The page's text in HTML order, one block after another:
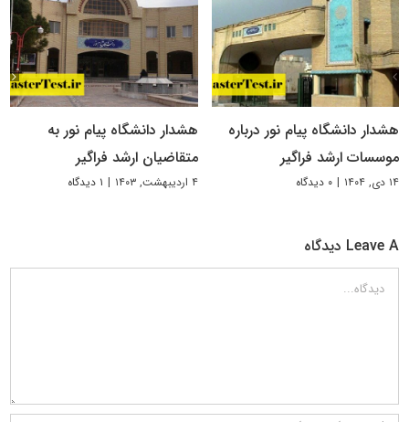
هشدار دانشگاه پیام نور درباره
موسسات ارشد فراگیر
۱۴ دی, ۱۴۰۴ | ۰ دیدگاه
هشدار دانشگاه پیام نور به
متقاضیان ارشد فراگیر
۴ اردیبهشت, ۱۴۰۳ | ۱ دیدگاه
Leave A دیدگاه
دیدگاه